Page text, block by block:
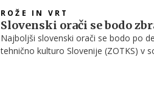
ROŽE IN VRT
Slovenski orači se bodo
Najboljši slovenski orači se bodo po
tehnično kulturo Slovenije (ZOTKS) v